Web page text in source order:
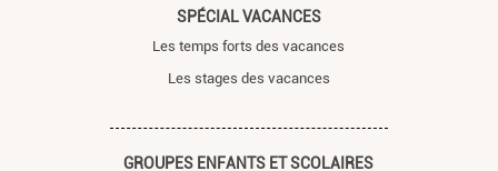
SPÉCIAL VACANCES
Les temps forts des vacances
Les stages des vacances
GROUPES ENFANTS ET SCOLAIRES